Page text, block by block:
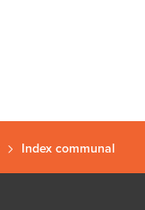
Index communal